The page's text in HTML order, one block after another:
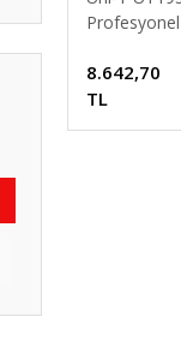
Profesyonel
Cihazı
8.642,70
TL